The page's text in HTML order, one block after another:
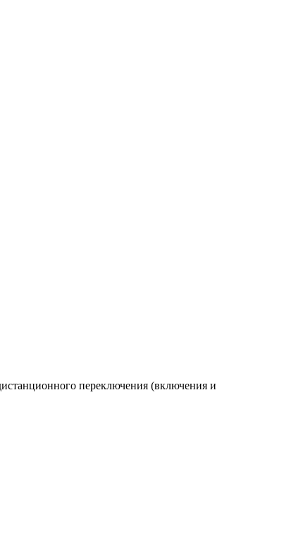
переключения (включения и